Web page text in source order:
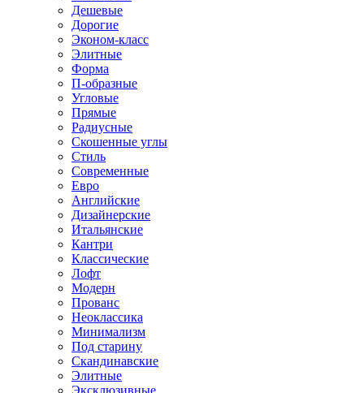
Дешевые
Дорогие
Эконом-класс
Элитные
Форма
П-образные
Угловые
Прямые
Радиусные
Скошенные углы
Стиль
Современные
Евро
Английские
Дизайнерские
Итальянские
Кантри
Классические
Лофт
Модерн
Прованс
Неоклассика
Минимализм
Под старину
Скандинавские
Элитные
Эксклюзивные